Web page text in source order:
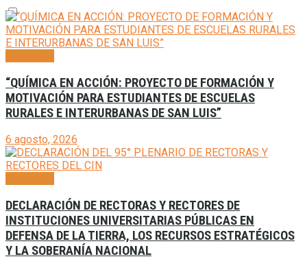
“QUÍMICA EN ACCIÓN: PROYECTO DE FORMACIÓN Y
MOTIVACIÓN PARA ESTUDIANTES DE ESCUELAS
RURALES E INTERURBANAS DE SAN LUIS”
6 agosto, 2026
DECLARACIÓN DE RECTORAS Y RECTORES DE
INSTITUCIONES UNIVERSITARIAS PÚBLICAS EN
DEFENSA DE LA TIERRA, LOS RECURSOS ESTRATÉGICOS
Y LA SOBERANÍA NACIONAL